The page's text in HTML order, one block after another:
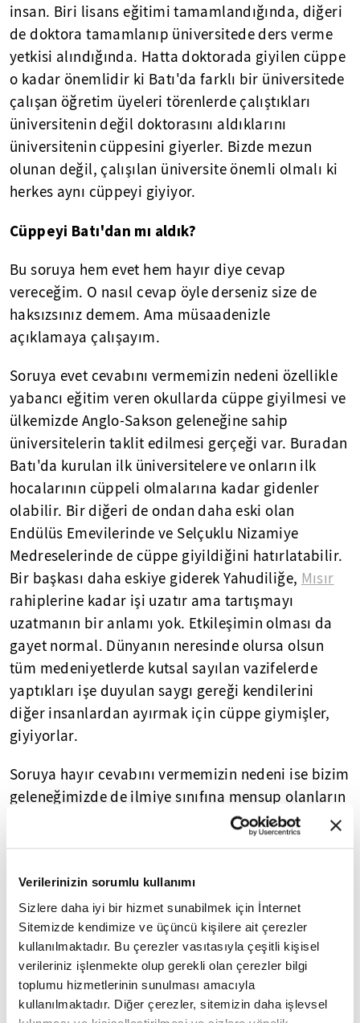
Verilerinizin sorumlu kullanımı
Sizlere daha iyi bir hizmet sunabilmek için İnternet
Sitemizde kendimize ve üçüncü kişilere ait çerezler
kullanılmaktadır. Bu çerezler vasıtasıyla çeşitli kişisel
verileriniz işlenmekte olup gerekli olan çerezler bilgi
toplumu hizmetlerinin sunulması amacıyla
kullanılmaktadır. Diğer çerezler, sitemizin daha işlevsel
insan. Biri lisans eğitimi tamamlandığında, diğeri
de doktora tamamlanıp üniversitede ders verme
yetkisi alındığında. Hatta doktorada giyilen cüppe
o kadar önemlidir ki Batı'da farklı bir üniversitede
çalışan öğretim üyeleri törenlerde çalıştıkları
üniversitenin değil doktorasını aldıklarını
üniversitenin cüppesini giyerler. Bizde mezun
olunan değil, çalışılan üniversite önemli olmalı ki
herkes aynı cüppeyi giyiyor.
Cüppeyi Batı'dan mı aldık?
Bu soruya hem evet hem hayır diye cevap
vereceğim. O nasıl cevap öyle derseniz size de
haksızsınız demem. Ama müsaadenizle
açıklamaya çalışayım.
Soruya evet cevabını vermemizin nedeni özellikle
yabancı eğitim veren okullarda cüppe giyilmesi ve
ülkemizde Anglo-Sakson geleneğine sahip
üniversitelerin taklit edilmesi gerçeği var. Buradan
Batı'da kurulan ilk üniversitelere ve onların ilk
hocalarının cüppeli olmalarına kadar gidenler
olabilir. Bir diğeri de ondan daha eski olan
Endülüs Emevilerinde ve Selçuklu Nizamiye
Medreselerinde de cüppe giyildiğini hatırlatabilir.
Bir başkası daha eskiye giderek Yahudiliğe, Mısır
rahiplerine kadar işi uzatır ama tartışmayı
uzatmanın bir anlamı yok. Etkileşimin olması da
gayet normal. Dünyanın neresinde olursa olsun
tüm medeniyetlerde kutsal sayılan vazifelerde
yaptıkları işe duyulan saygı gereği kendilerini
diğer insanlardan ayırmak için cüppe giymişler,
giyiyorlar.
Soruya hayır cevabını vermemizin nedeni ise bizim
geleneğimizde de ilmiye sınıfına mensup olanların
yani üniversite hocalarının cüppe giymeleri.
Kadılar ilmiye sınıfının direği oldukları için cüppe
sağlayan şey ilmiye sınıfına mahsus cübbelerin ve
sarıkların şekil ve renkleridir. Hatta bir müderrisin
cüppesine ve sarığına bakarak kaçıncı derece
müderris olduğunu anlarsınız. Çünkü 50-60 akçe
günlük alan müderrisler ile bunun altındaki
müderrislerin kıyafetleri ve sarıkları farklı idi. Her